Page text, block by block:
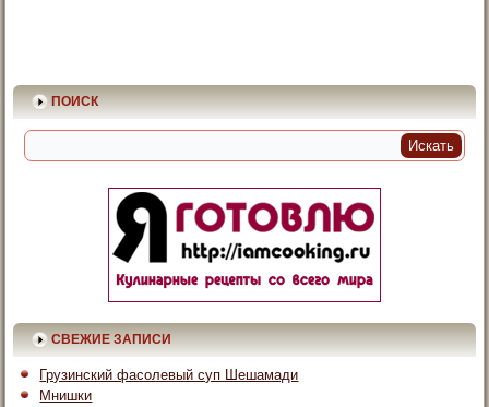
ПОИСК
СВЕЖИЕ ЗАПИСИ
Грузинский фасолевый суп Шешамади
Мнишки